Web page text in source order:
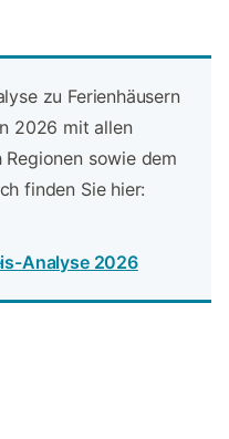
zu Ferienhäusern
2026 mit allen
sowie dem
finden Sie hier:
Analyse 2026